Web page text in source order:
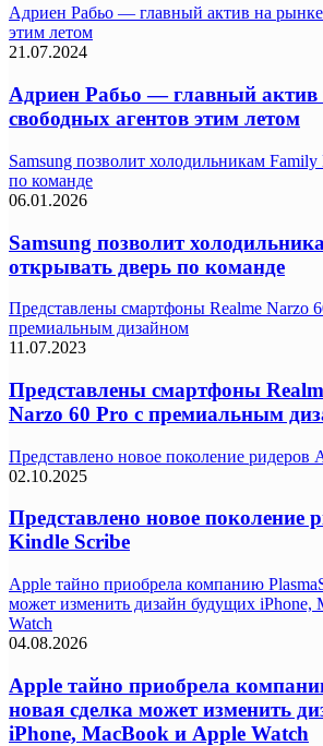
Адриен Рабьо — главный актив на рынке
этим летом
21.07.2024
Адриен Рабьо — главный
свободных агентов этим летом
Samsung позволит холодильникам
по команде
06.01.2026
Samsung позволит
открывать дверь по команде
Представлены смартфоны Realme Narzo
премиальным дизайном
11.07.2023
Представлены смартфоны
Narzo 60 Pro с премиальным
Представлено новое поколение ридеров
02.10.2025
Представлено новое поколение
Kindle Scribe
Apple тайно приобрела компанию
может изменить дизайн будущих iPhone,
Watch
04.08.2026
Apple тайно приобрела
новая сделка может изменить
iPhone, MacBook и Apple Watch